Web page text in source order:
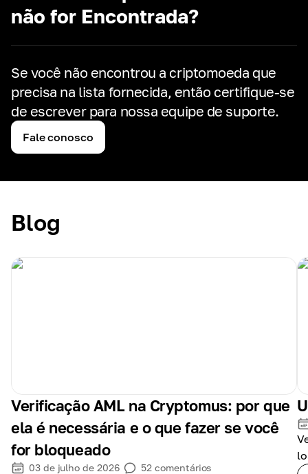
não for Encontrada?
Se você não encontrou a criptomoeda que
precisa na lista fornecida, então certifique-se
de escrever para nossa equipe de suporte.
Fale conosco
Blog
Verificação AML na Cryptomus: por que
ela é necessária e o que fazer se você
for bloqueado
03 de julho de 2026 52 comentários